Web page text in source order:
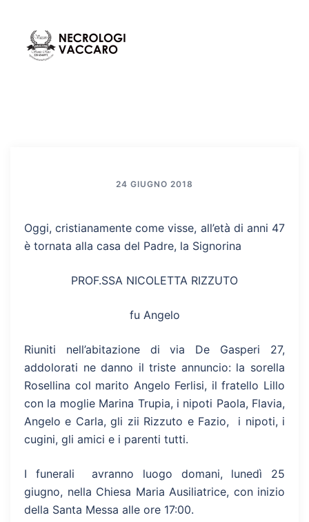
contenuto
24 GIUGNO 2018
Oggi, cristianamente come visse, all’età di anni 47
è tornata alla casa del Padre, la Signorina
PROF.SSA NICOLETTA RIZZUTO
fu Angelo
Riuniti nell’abitazione di via De Gasperi 27,
addolorati ne danno il triste annuncio: la sorella
Rosellina col marito Angelo Ferlisi, il fratello Lillo
con la moglie Marina Trupia, i nipoti Paola, Flavia,
Angelo e Carla, gli zii Rizzuto e Fazio, i nipoti, i
cugini, gli amici e i parenti tutti.
I funerali avranno luogo domani, lunedì 25
giugno, nella Chiesa Maria Ausiliatrice, con inizio
della Santa Messa alle ore 17:00.